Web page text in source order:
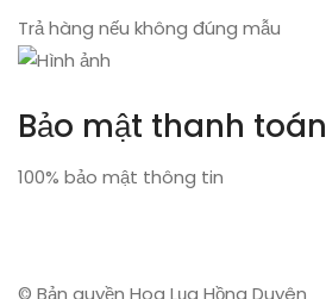
Trả hàng nếu không đúng mẫu
Bảo mật thanh toán
100% bảo mật thông tin
© Bản quyền Hoa Lụa Hồng Duyên